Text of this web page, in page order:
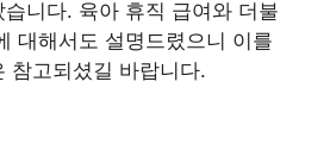
니다. 육아 휴직 급여와 더불
대해서도 설명드렸으니 이를
참고되셨길 바랍니다.